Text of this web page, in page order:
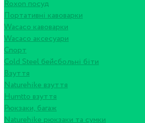
Roxon посуд
Портативні кавоварки
Wacaco кавоварки
Wacaco аксесуари
Спорт
Cold Steel бейсбольні біти
Взуття
Naturehike взуття
Humtto взуття
Рюкзаки, багаж
Naturehike рюкзаки та сумки